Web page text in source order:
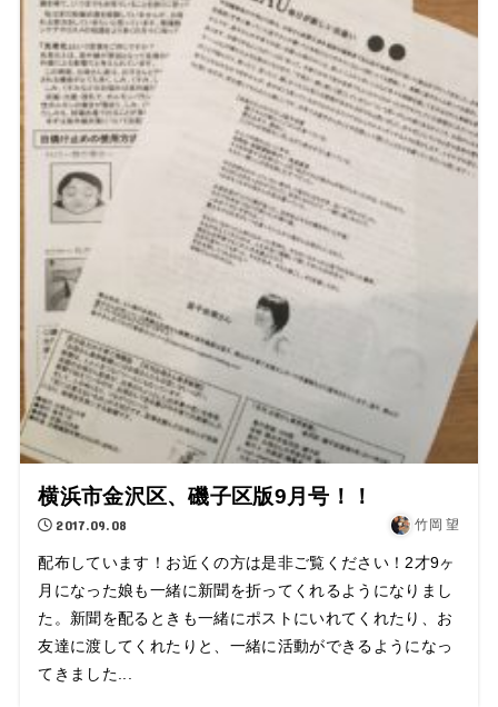
横浜市金沢区、磯子区版9月号！！
2017.09.08 竹岡 望
配布しています！お近くの方は是非ご覧ください！2才9ヶ
月になった娘も一緒に新聞を折ってくれるようになりまし
た。新聞を配るときも一緒にポストにいれてくれたり、お
友達に渡してくれたりと、一緒に活動ができるようになっ
てきました...